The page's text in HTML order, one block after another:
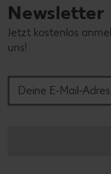
Newsletter
Jetzt kostenlos
uns!